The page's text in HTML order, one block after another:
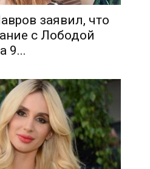
заявил, что
с Лободой
9...